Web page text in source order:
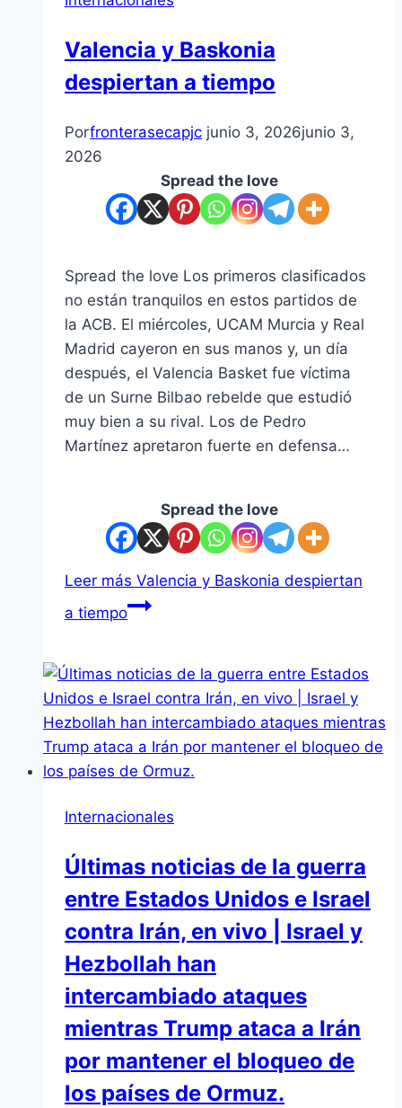
Valencia y Baskonia
despiertan a tiempo
Porfronterasecapjc junio 3, 2026junio 3,
2026
Spread the love
Spread the love Los primeros clasificados
no están tranquilos en estos partidos de
la ACB. El miércoles, UCAM Murcia y Real
Madrid cayeron en sus manos y, un día
después, el Valencia Basket fue víctima
de un Surne Bilbao rebelde que estudió
muy bien a su rival. Los de Pedro
Martínez apretaron fuerte en defensa…
Spread the love
Leer más Valencia y Baskonia despiertan
a tiempo
Internacionales
Últimas noticias de la guerra
entre Estados Unidos e Israel
contra Irán, en vivo | Israel y
Hezbollah han
intercambiado ataques
mientras Trump ataca a Irán
por mantener el bloqueo de
los países de Ormuz.